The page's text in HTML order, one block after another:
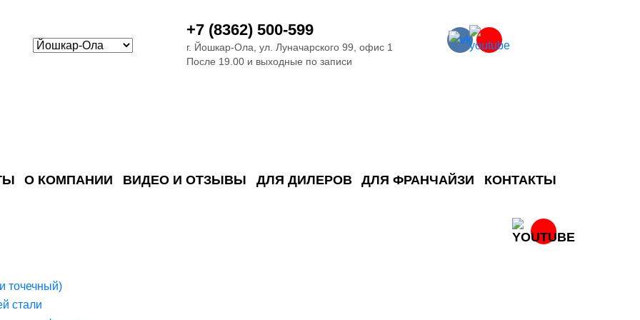
+7 (8362) 500-599
г. Йошкар-Ола, ул. Луначарского 99, офис 1
После 19.00 и выходные по записи
О КОМПАНИИ ВИДЕО И ОТЗЫВЫ ДЛЯ ДИЛЕРОВ ДЛЯ ФРАНЧАЙЗИ КОНТАКТЫ
точечный)
стали